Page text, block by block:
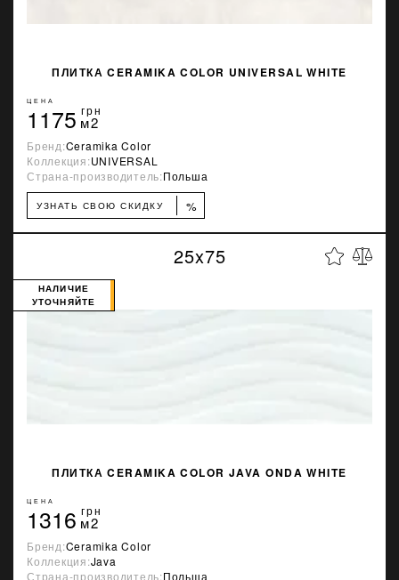
ПЛИТКА CERAMIKA COLOR UNIVERSAL WHITE
ЦЕНА
1175 грн
м2
Бренд:Ceramika Color
Коллекция:UNIVERSAL
Страна-производитель:Польша
УЗНАТЬ СВОЮ СКИДКУ %
25x75
ПЛИТКА CERAMIKA COLOR JAVA ONDA WHITE
НАЛИЧИЕ
УТОЧНЯЙТЕ
ЦЕНА
1316 грн
м2
Бренд:Ceramika Color
Коллекция:Java
Страна-производитель:Польша